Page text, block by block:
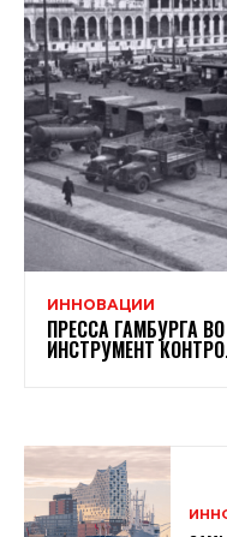
ИННОВАЦИИ
ПРЕССА ГАМБУРГА
ИНСТРУМЕНТ